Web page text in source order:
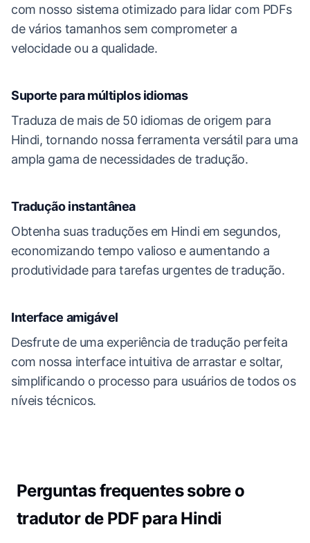
com nosso sistema otimizado para lidar com PDFs
de vários tamanhos sem comprometer a
velocidade ou a qualidade.
Suporte para múltiplos idiomas
Traduza de mais de 50 idiomas de origem para
Hindi, tornando nossa ferramenta versátil para uma
ampla gama de necessidades de tradução.
Tradução instantânea
Obtenha suas traduções em Hindi em segundos,
economizando tempo valioso e aumentando a
produtividade para tarefas urgentes de tradução.
Interface amigável
Desfrute de uma experiência de tradução perfeita
com nossa interface intuitiva de arrastar e soltar,
simplificando o processo para usuários de todos os
níveis técnicos.
Perguntas frequentes sobre o
tradutor de PDF para Hindi